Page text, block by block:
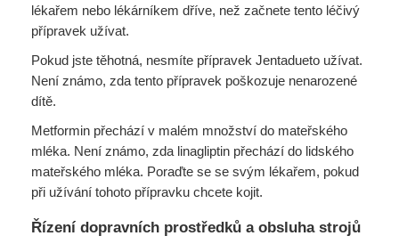
lékařem nebo lékárníkem dříve, než začnete tento léčivý
přípravek užívat.
Pokud jste těhotná, nesmíte přípravek Jentadueto užívat.
Není známo, zda tento přípravek poškozuje nenarozené
dítě.
Metformin přechází v malém množství do mateřského
mléka. Není známo, zda linagliptin přechází do lidského
mateřského mléka. Poraďte se se svým lékařem, pokud
při užívání tohoto přípravku chcete kojit.
Řízení dopravních prostředků a obsluha strojů